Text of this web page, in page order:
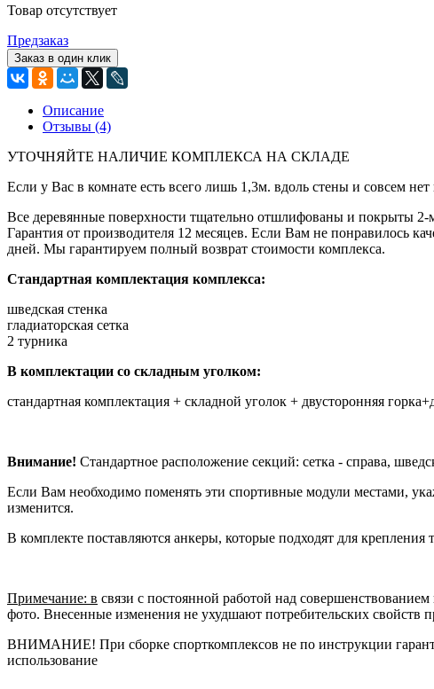
Товар отсутствует
Предзаказ
Заказ в один клик
Описание
Отзывы (4)
УТОЧНЯЙТЕ НАЛИЧИЕ КОМПЛЕКСА НА СКЛАДЕ
Если у Вас в комнате есть всего лишь 1,3м. вдоль стены и совсем
Все деревянные поверхности тщательно отшлифованы и покрыты 2-
Гарантия от производителя 12 месяцев. Если Вам не понравилось
дней. Мы гарантируем полный возврат стоимости комплекса.
Стандартная комплектация комплекса:
шведская стенка
гладиаторская сетка
2 турника
В комплектации со складным уголком:
стандартная комплектация + складной уголок + двусторонняя
Внимание! Стандартное расположение секций: сетка - справа,
Если Вам необходимо поменять эти спортивные модули местами,
изменится.
В комплекте поставляются анкеры, которые подходят для
Примечание: в связи с постоянной работой над
фото. Внесенные изменения не ухудшают потребительских свойств
ВНИМАНИЕ! При сборке спорткомплексов не по инструкции
использование